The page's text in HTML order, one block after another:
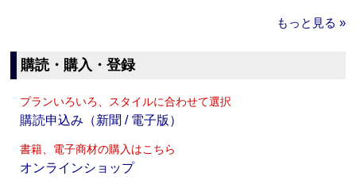
もっと見る »
購読・購入・登録
プランいろいろ、スタイルに合わせて選択
購読申込み（新聞 / 電子版）
書籍、電子商材の購入はこちら
オンラインショップ